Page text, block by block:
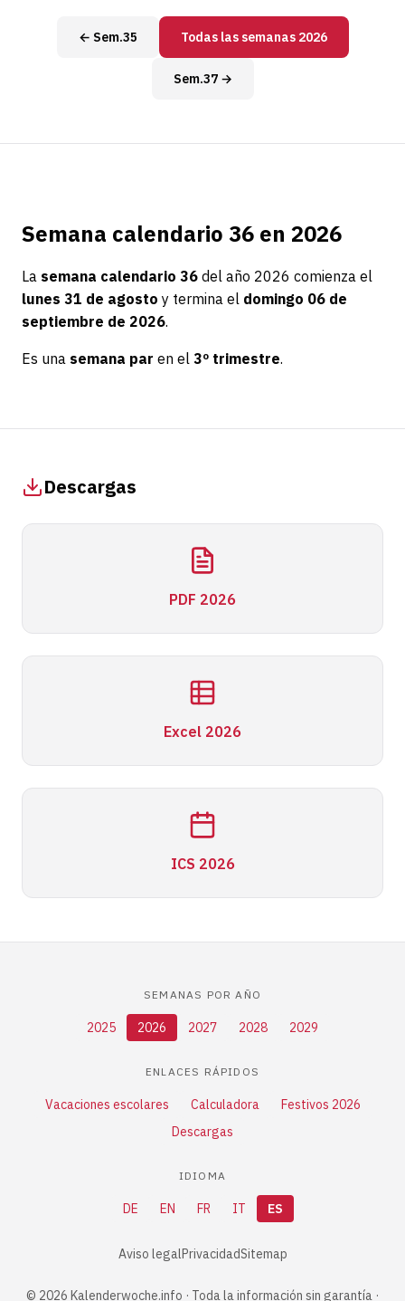
← Sem.35 Todas las semanas 2026
Sem.37 →
Semana calendario 36 en 2026
La semana calendario 36 del año 2026 comienza el
lunes 31 de agosto y termina el domingo 06 de
septiembre de 2026.
Es una semana par en el 3º trimestre.
Descargas
PDF 2026
Excel 2026
ICS 2026
SEMANAS POR AÑO
2025 2026 2027 2028 2029
ENLACES RÁPIDOS
Vacaciones escolares Calculadora
Festivos 2026
Descargas
IDIOMA
DE EN FR IT ES
Aviso legalPrivacidadSitemap
© 2026 Kalenderwoche.info · Toda la información sin garantía ·